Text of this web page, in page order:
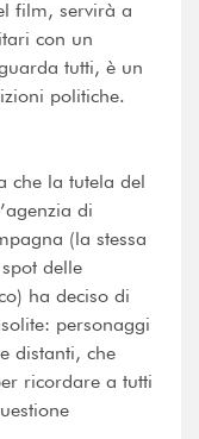
film, servirà a
con un
tutti, è un
politiche.
che la tutela del
di
(la stessa
delle
ha deciso di
personaggi
distanti, che
ricordare a tutti